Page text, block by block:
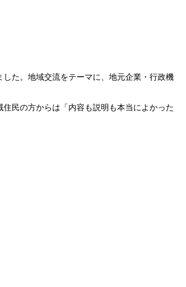
た。地域交流をテーマに、地元企業・行政機
民の方からは「内容も説明も本当によかった